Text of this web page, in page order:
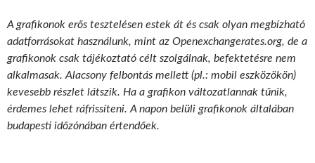
A grafikonok erős tesztelésen estek át és csak olyan megbízható
adatforrásokat használunk, mint az Openexchangerates.org, de a
grafikonok csak tájékoztató célt szolgálnak, befektetésre nem
alkalmasak. Alacsony felbontás mellett (pl.: mobil eszközökön)
kevesebb részlet látszik. Ha a grafikon változatlannak tűnik,
érdemes lehet ráfrissíteni. A napon belüli grafikonok általában
budapesti időzónában értendőek.